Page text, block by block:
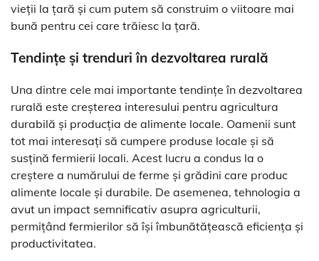
vieții la țară și cum putem să construim o viitoare mai
bună pentru cei care trăiesc la țară.
Tendințe și trenduri în dezvoltarea rurală
Una dintre cele mai importante tendințe în dezvoltarea
rurală este creșterea interesului pentru agricultura
durabilă și producția de alimente locale. Oamenii sunt
tot mai interesați să cumpere produse locale și să
susțină fermierii locali. Acest lucru a condus la o
creștere a numărului de ferme și grădini care produc
alimente locale și durabile. De asemenea, tehnologia a
avut un impact semnificativ asupra agriculturii,
permițând fermierilor să își îmbunătățească eficiența și
productivitatea.